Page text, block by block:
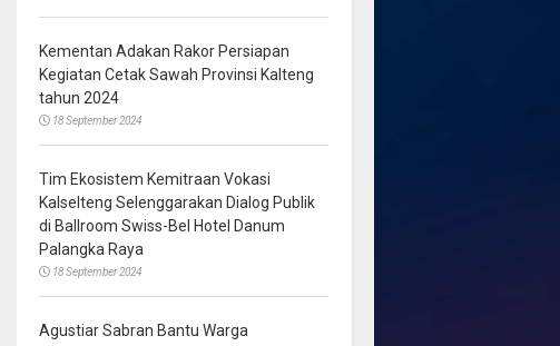
Kementan Adakan Rakor Persiapan
Kegiatan Cetak Sawah Provinsi Kalteng
tahun 2024
18 September 2024
Tim Ekosistem Kemitraan Vokasi
Kalselteng Selenggarakan Dialog Publik
di Ballroom Swiss-Bel Hotel Danum
Palangka Raya
18 September 2024
Agustiar Sabran Bantu Warga